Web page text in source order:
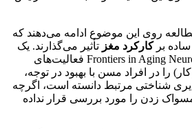
روی این موضوع ادامه می‌دهند که
برکارکرد مغز تأثیر می‌گذارند. یک
مطالعه در مجله Frontiers in Aging Neuroscience فعالیت‌های
را در افراد مسن با بهبود در توجه،
شناختی مرتبط دانسته است، اگرچه
زدن را مورد بررسی قرار نداده